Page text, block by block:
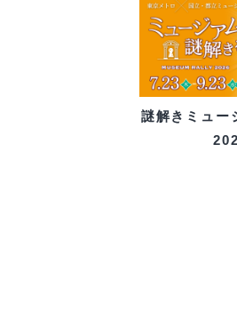
謎解きミュー